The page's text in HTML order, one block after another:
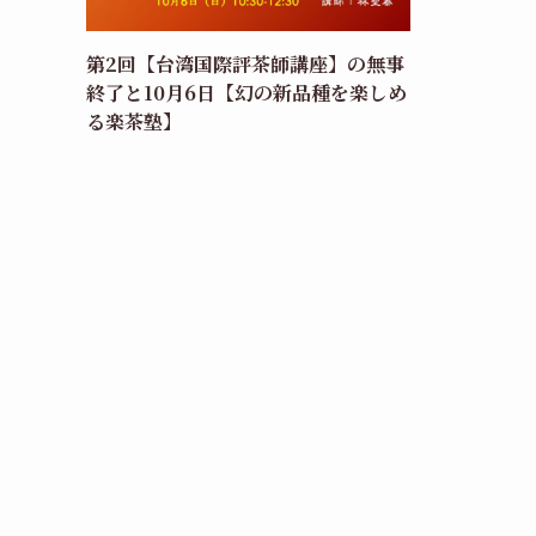
第2回【台湾国際評茶師講座】の無事
終了と10月6日【幻の新品種を楽しめ
る楽茶塾】